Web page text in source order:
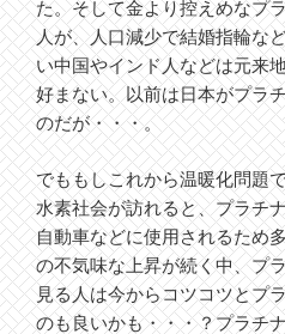
た。そして金より控えめなプ
人が、人口減少で結婚指輪な
い中国やインド人などは元来
好まない。以前は日本がプラ
のだが・・・。
でももしこれから温暖化問題
水素社会が訪れると、プラチ
自動車などに使用されるため
の不気味な上昇が続く中、プ
見る人は今からコツコツとプ
のも良いかも・・・？プラチ